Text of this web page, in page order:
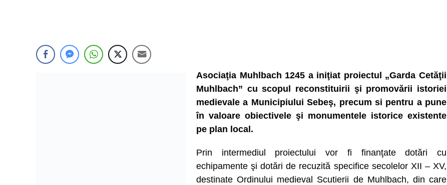
Asociaţia Muhlbach 1245 a iniţiat proiectul „Garda Cetăţii
Muhlbach” cu scopul reconstituirii şi promovării istoriei
medievale a Municipiului Sebeş, precum si pentru a pune
în valoare obiectivele şi monumentele istorice existente
pe plan local.
Prin intermediul proiectului vor fi finanţate dotări cu
echipamente şi dotări de recuzită specifice secolelor XII – XV,
destinate Ordinului medieval Scutierii de Muhlbach, din care